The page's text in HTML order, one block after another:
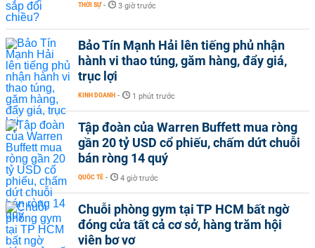
THỜI SỰ - 3 giờ trước
Bảo Tín Mạnh Hải lên tiếng phủ nhận
hành vi thao túng, găm hàng, đẩy giá,
trục lợi
KINH DOANH - 1 phút trước
Tập đoàn của Warren Buffett mua ròng
gần 20 tỷ USD cổ phiếu, chấm dứt chuỗi
bán ròng 14 quý
QUỐC TẾ - 4 giờ trước
Chuỗi phòng gym tại TP HCM bất ngờ
đóng cửa tất cả cơ sở, hàng trăm hội
viên bơ vơ